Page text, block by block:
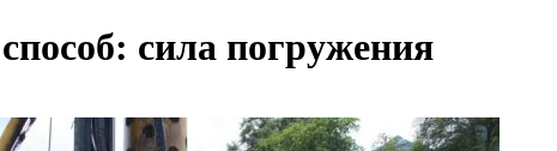
сила погружения